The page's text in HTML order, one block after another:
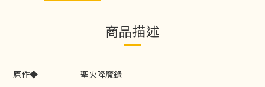
商品描述
原作◆
聖火降魔錄